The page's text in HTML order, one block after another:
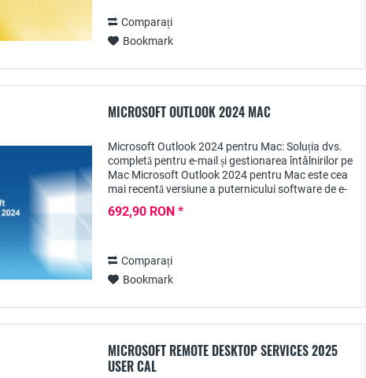
Comparați
Bookmark
MICROSOFT OUTLOOK 2024 MAC
Microsoft Outlook 2024 pentru Mac: Soluția dvs.
completă pentru e-mail și gestionarea întâlnirilor pe
Mac Microsoft Outlook 2024 pentru Mac este cea
mai recentă versiune a puternicului software de e-
692,90 RON *
Comparați
Bookmark
MICROSOFT REMOTE DESKTOP SERVICES 2025
USER CAL